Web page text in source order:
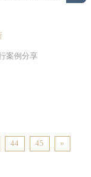
案例分享
44 45 »